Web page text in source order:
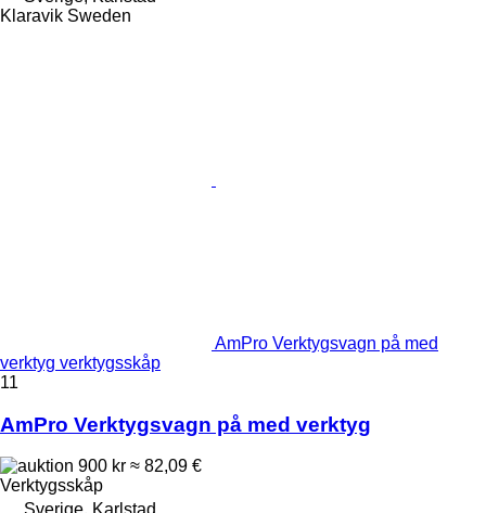
Klaravik Sweden
AmPro Verktygsvagn på med
verktyg verktygsskåp
11
AmPro Verktygsvagn på med verktyg
900 kr ≈ 82,09 €
Verktygsskåp